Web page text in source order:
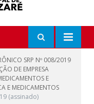
SRP Nº 008/2019
DE EMPRESA
E
E MEDICAMENTOS
(assinado)